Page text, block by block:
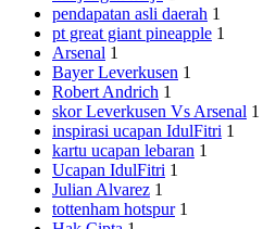
pendapatan asli daerah 1
pt great giant pineapple 1
Arsenal 1
Bayer Leverkusen 1
Robert Andrich 1
skor Leverkusen Vs Arsenal 1
inspirasi ucapan IdulFitri 1
kartu ucapan lebaran 1
Ucapan IdulFitri 1
Julian Alvarez 1
tottenham hotspur 1